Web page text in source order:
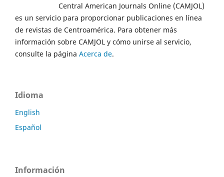
Central American Journals Online (CAMJOL)
es un servicio para proporcionar publicaciones en línea
de revistas de Centroamérica. Para obtener más
información sobre CAMJOL y cómo unirse al servicio,
consulte la página Acerca de.
Idioma
English
Español
Información